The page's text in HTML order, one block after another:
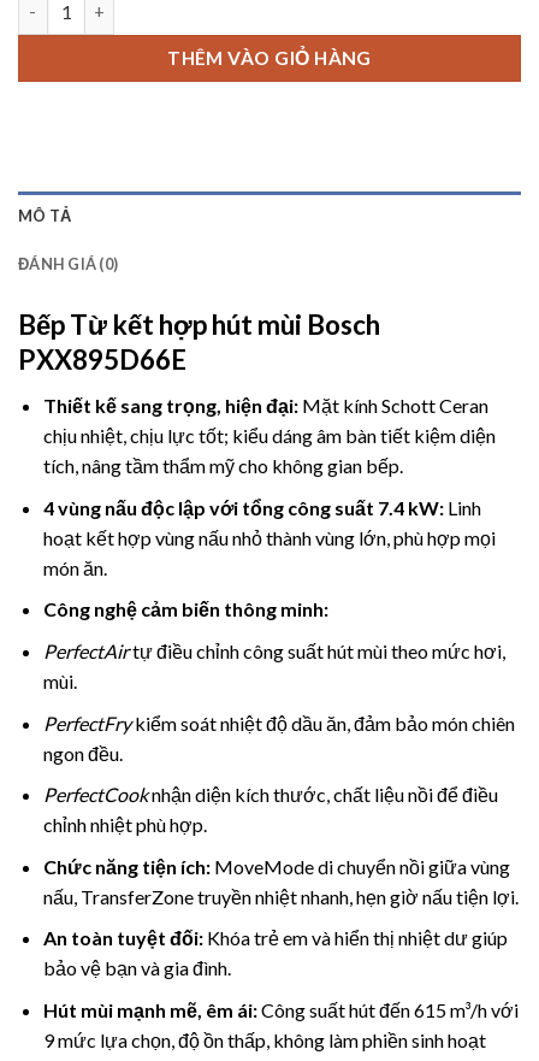
THÊM VÀO GIỎ HÀNG
MÔ TẢ
ĐÁNH GIÁ (0)
Bếp Từ kết hợp hút mùi Bosch
PXX895D66E
Thiết kế sang trọng, hiện đại:Mặt kính Schott Ceran
chịu nhiệt, chịu lực tốt; kiểu dáng âm bàn tiết kiệm diện
tích, nâng tầm thẩm mỹ cho không gian bếp.
4 vùng nấu độc lập với tổng công suất 7.4 kW:Linh
hoạt kết hợp vùng nấu nhỏ thành vùng lớn, phù hợp mọi
món ăn.
Công nghệ cảm biến thông minh:
PerfectAirtự điều chỉnh công suất hút mùi theo mức hơi,
mùi.
PerfectFrykiểm soát nhiệt độ dầu ăn, đảm bảo món chiên
ngon đều.
PerfectCooknhận diện kích thước, chất liệu nồi để điều
chỉnh nhiệt phù hợp.
Chức năng tiện ích:MoveMode di chuyển nồi giữa vùng
nấu, TransferZone truyền nhiệt nhanh, hẹn giờ nấu tiện lợi.
An toàn tuyệt đối:Khóa trẻ em và hiển thị nhiệt dư giúp
bảo vệ bạn và gia đình.
Hút mùi mạnh mẽ, êm ái:Công suất hút đến 615 m³/h với
9 mức lựa chọn, độ ồn thấp, không làm phiền sinh hoạt